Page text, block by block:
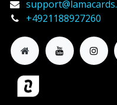
+4921188927260